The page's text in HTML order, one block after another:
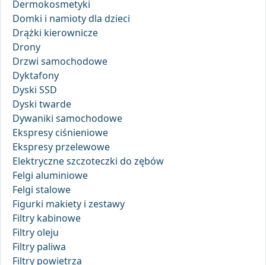
Dermokosmetyki
Domki i namioty dla dzieci
Drążki kierownicze
Drony
Drzwi samochodowe
Dyktafony
Dyski SSD
Dyski twarde
Dywaniki samochodowe
Ekspresy ciśnieniowe
Ekspresy przelewowe
Elektryczne szczoteczki do zębów
Felgi aluminiowe
Felgi stalowe
Figurki makiety i zestawy
Filtry kabinowe
Filtry oleju
Filtry paliwa
Filtry powietrza